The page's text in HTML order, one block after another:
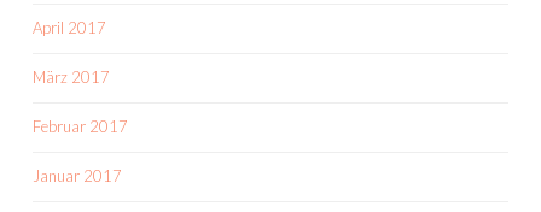
April 2017
März 2017
Februar 2017
Januar 2017